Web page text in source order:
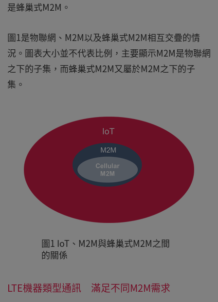
是蜂巢式M2M。
圖1是物聯網、M2M以及蜂巢式M2M相互交疊的情
況。圖表大小並不代表比例，主要顯示M2M是物聯網
之下的子集，而蜂巢式M2M又屬於M2M之下的子
集。
圖1 IoT、M2M與蜂巢式M2M之間
的關係
LTE機器類型通訊 滿足不同M2M需求